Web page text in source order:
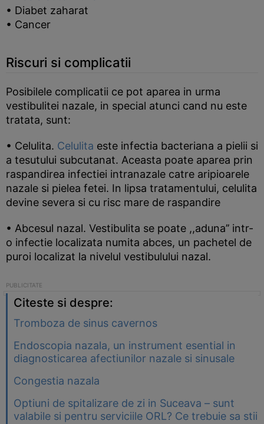
• Diabet zaharat
• Cancer
Riscuri si complicatii
Posibilele complicatii ce pot aparea in urma
vestibulitei nazale, in special atunci cand nu este
tratata, sunt:
• Celulita. Celulita este infectia bacteriana a pielii si
a tesutului subcutanat. Aceasta poate aparea prin
raspandirea infectiei intranazale catre aripioarele
nazale si pielea fetei. In lipsa tratamentului, celulita
devine severa si cu risc mare de raspandire
• Abcesul nazal. Vestibulita se poate ,,aduna’’ intr-
o infectie localizata numita abces, un pachetel de
puroi localizat la nivelul vestibulului nazal.
Citeste si despre:
Tromboza de sinus cavernos
Endoscopia nazala, un instrument esential in
diagnosticarea afectiunilor nazale si sinusale
Congestia nazala
Optiuni de spitalizare de zi in Suceava – sunt
valabile si pentru serviciile ORL? Ce trebuie sa stii